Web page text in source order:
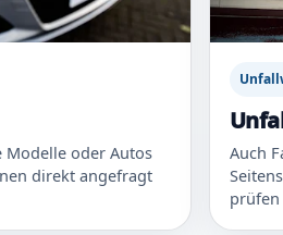
Modelle oder Autos
direkt angefragt
Auch